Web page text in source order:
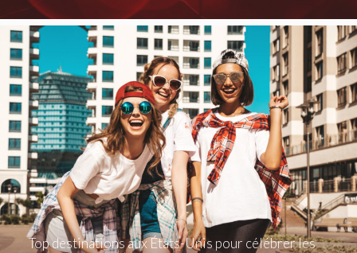
Top destinations aux États-Unis pour célébrer les